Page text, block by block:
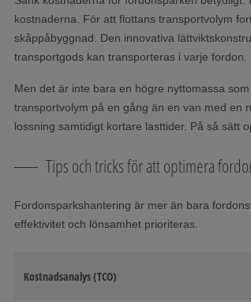
kostnaderna. För att flottans transportvolym
skåppåbyggnad. Den innovativa
transportgods kan transporteras i varje fordon.
Men det är inte bara en högre nyttomassa
transportvolym på en gång än en van med en
lossning samtidigt kortare lasttider. På så sätt
Tips och tricks för att optimera
Fordonsparkshantering är mer än bara
effektivitet och lönsamhet prioriteras.
Kostnadsanalys (TCO)